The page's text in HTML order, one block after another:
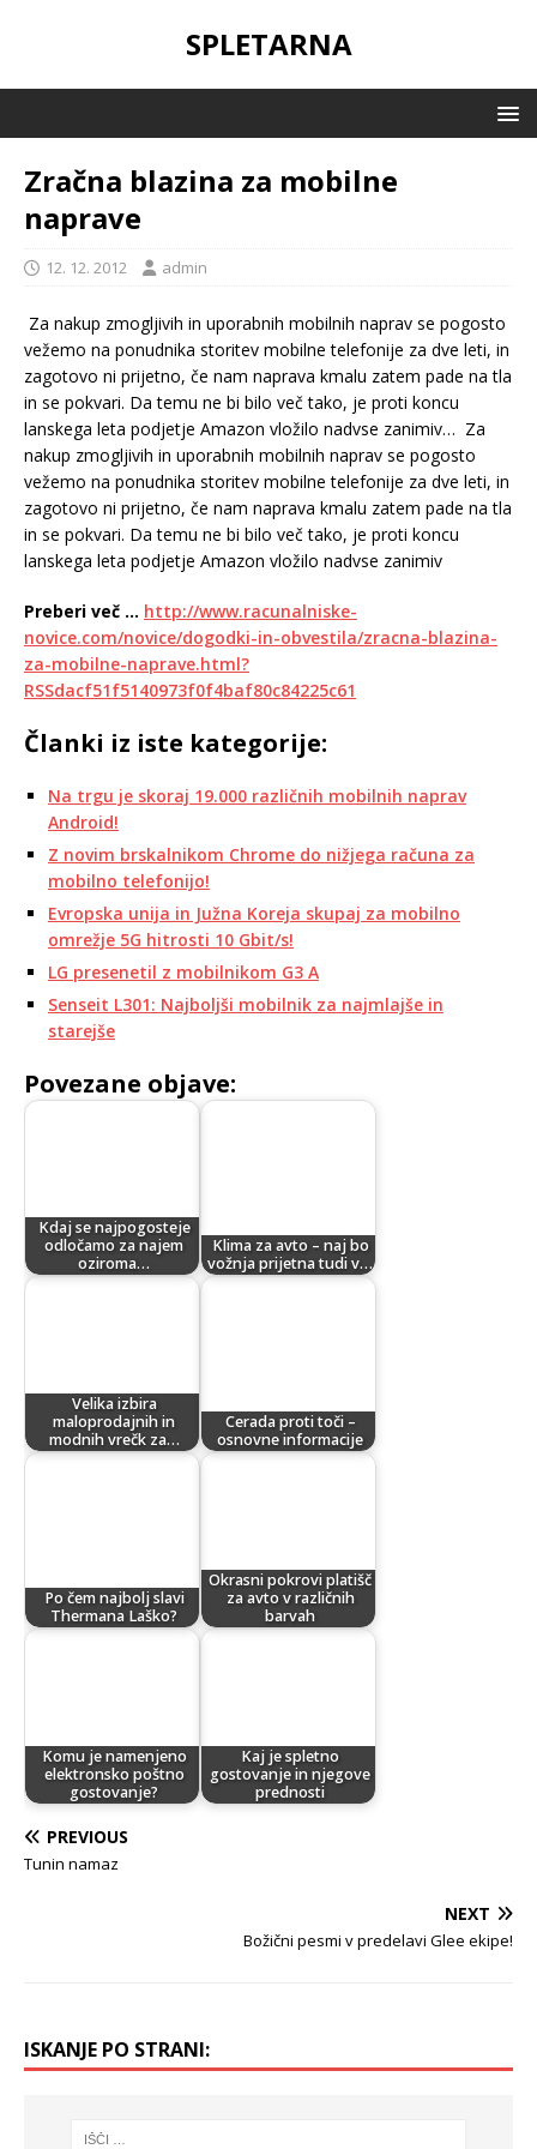
SPLETARNA
Zračna blazina za mobilne
naprave
12. 12. 2012 admin
Za nakup zmogljivih in uporabnih mobilnih naprav se pogosto
vežemo na ponudnika storitev mobilne telefonije za dve leti, in
zagotovo ni prijetno, če nam naprava kmalu zatem pade na tla
in se pokvari. Da temu ne bi bilo več tako, je proti koncu
lanskega leta podjetje Amazon vložilo nadvse zanimiv… Za
nakup zmogljivih in uporabnih mobilnih naprav se pogosto
vežemo na ponudnika storitev mobilne telefonije za dve leti, in
zagotovo ni prijetno, če nam naprava kmalu zatem pade na tla
in se pokvari. Da temu ne bi bilo več tako, je proti koncu
lanskega leta podjetje Amazon vložilo nadvse zanimiv
Preberi več … http://www.racunalniske-
novice.com/novice/dogodki-in-obvestila/zracna-blazina-
za-mobilne-naprave.html?
RSSdacf51f5140973f0f4baf80c84225c61
Članki iz iste kategorije:
Na trgu je skoraj 19.000 različnih mobilnih naprav
Android!
Z novim brskalnikom Chrome do nižjega računa za
mobilno telefonijo!
Evropska unija in Južna Koreja skupaj za mobilno
omrežje 5G hitrosti 10 Gbit/s!
LG presenetil z mobilnikom G3 A
Senseit L301: Najboljši mobilnik za najmlajše in
starejše
Povezane objave:
Kdaj se najpogosteje
odločamo za najem
oziroma…
Klima za avto – naj bo
vožnja prijetna tudi v…
Velika izbira
maloprodajnih in
modnih vrečk za…
Cerada proti toči –
osnovne informacije
Po čem najbolj slavi
Thermana Laško?
Okrasni pokrovi platišč
za avto v različnih
barvah
Komu je namenjeno
elektronsko poštno
gostovanje?
Kaj je spletno
gostovanje in njegove
prednosti
PREVIOUS
Tunin namaz
NEXT
Božični pesmi v predelavi Glee ekipe!
ISKANJE PO STRANI: